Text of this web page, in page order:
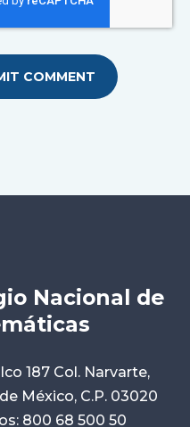
Nacional de
187 Col. Narvarte,
México, C.P. 03020
800 68 500 50